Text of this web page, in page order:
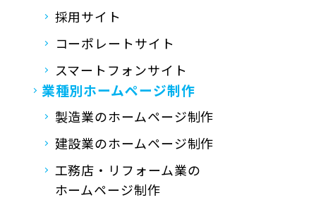
採用サイト
コーポレートサイト
スマートフォンサイト
業種別ホームページ制作
製造業のホームページ制作
建設業のホームページ制作
工務店・リフォーム業の
ホームページ制作